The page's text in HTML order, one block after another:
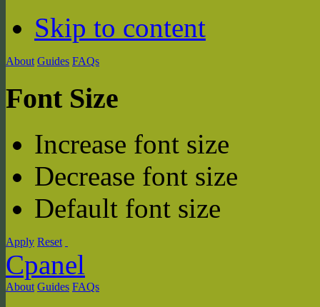
Skip to content
About Guides FAQs
Font Size
Increase font size
Decrease font size
Default font size
Apply Reset
Cpanel
About Guides FAQs